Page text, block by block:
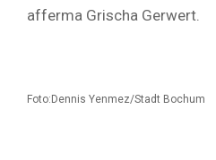
afferma Grischa Gerwert.
Foto:Dennis Yenmez/Stadt Bochum